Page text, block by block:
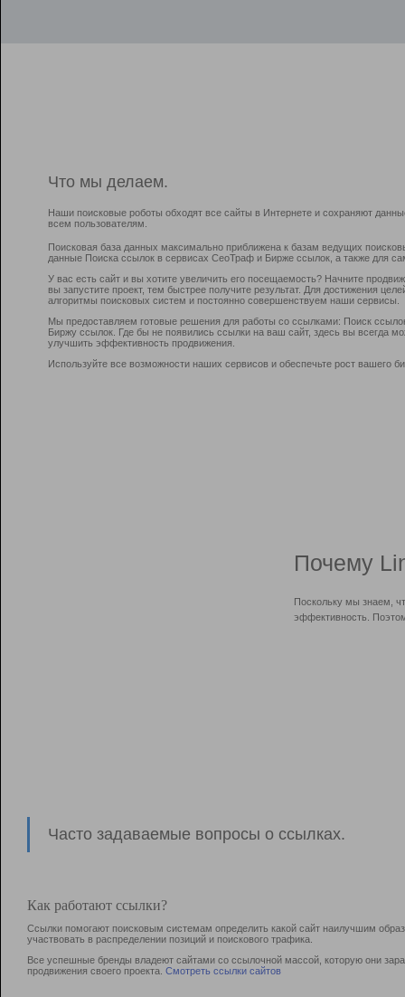
Что мы делаем.
Наши поисковые роботы обходят все сайты в Интернете и сохраняют
всем пользователям.
Поисковая база данных максимально приближена к базам ведущих
данные Поиска ссылок в сервисах СеоТраф и Бирже ссылок, а также для
У вас есть сайт и вы хотите увеличить его посещаемость? Начните
вы запустите проект, тем быстрее получите результат. Для достижения
алгоритмы поисковых систем и постоянно совершенствуем наши сервисы.
Мы предоставляем готовые решения для работы со ссылками: Поиск
Биржу ссылок. Где бы не появились ссылки на ваш сайт, здесь вы всегда
улучшить эффективность продвижения.
Используйте все возможности наших сервисов и обеспечьте рост вашего
Почему
Поскольку мы знаем,
эффективность.
Часто задаваемые вопросы о ссылках.
Как работают ссылки?
Ссылки помогают поисковым системам определить какой сайт наилучшим
участвовать в раcпределении позиций и поискового трафика.
Все успешные бренды владеют сайтами со ссылочной массой, которую они
продвижения своего проекта. Смотреть ссылки сайтов